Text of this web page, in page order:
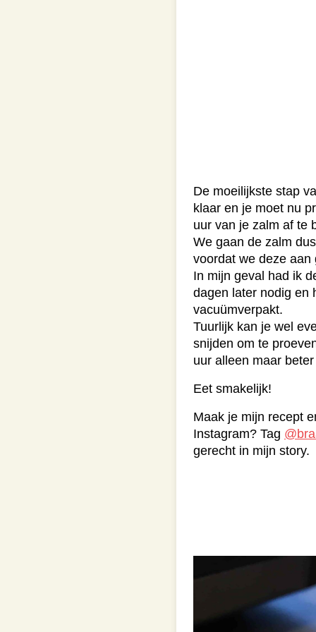
De moeilijkste stap
klaar en je moet nu
uur van je zalm af te
We gaan de zalm
voordat we deze aan
In mijn geval had ik
dagen later nodig en
vacuümverpakt.
Tuurlijk kan je wel
snijden om te
uur alleen maar
Eet smakelijk!
Maak je mijn recept
Instagram? Tag
gerecht in mijn story.